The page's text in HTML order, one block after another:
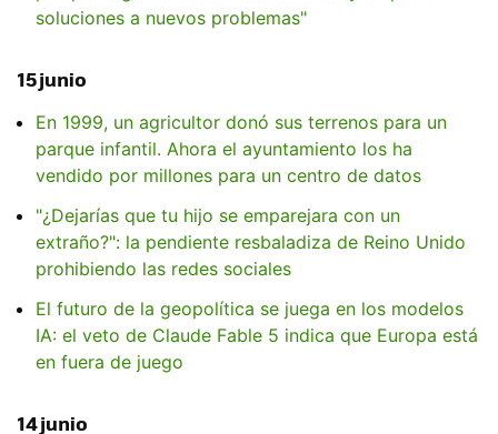
soluciones a nuevos problemas"
15 junio
En 1999, un agricultor donó sus terrenos para un
parque infantil. Ahora el ayuntamiento los ha
vendido por millones para un centro de datos
"¿Dejarías que tu hijo se emparejara con un
extraño?": la pendiente resbaladiza de Reino Unido
prohibiendo las redes sociales
El futuro de la geopolítica se juega en los modelos
IA: el veto de Claude Fable 5 indica que Europa está
en fuera de juego
14 junio